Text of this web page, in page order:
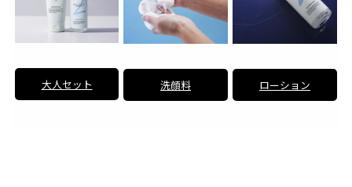
大人セット 洗顔料 ローション